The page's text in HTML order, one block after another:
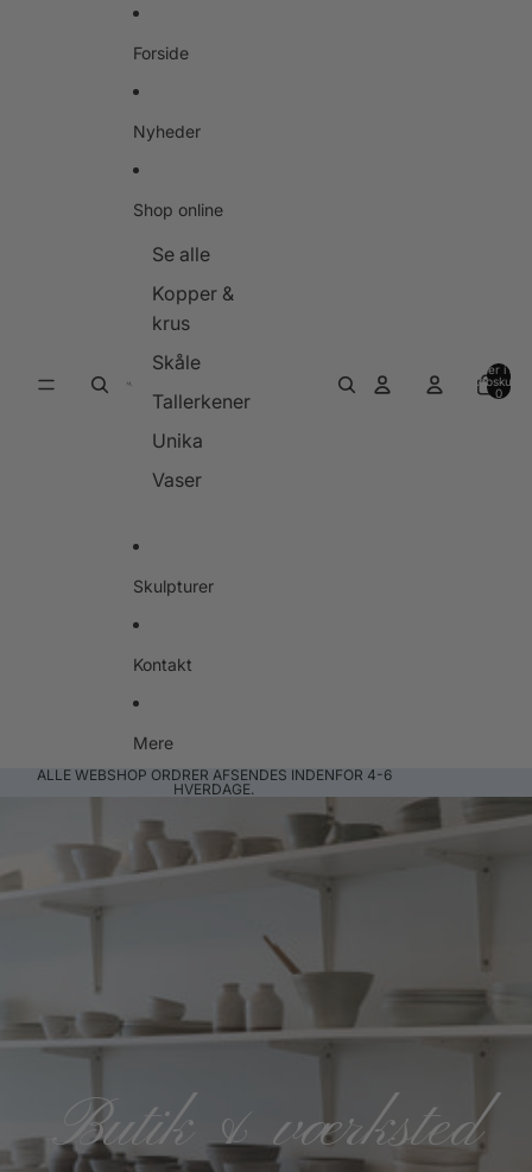
Forside
Nyheder
Shop online
Se alle
Kopper &
krus
Skåle
Tallerkener
Unika
Vaser
Skulpturer
Kontakt
Mere
Varer i alt i
0
ALLE WEBSHOP ORDRER AFSENDES INDENFOR 4-6
HVERDAGE.
Butik & værksted